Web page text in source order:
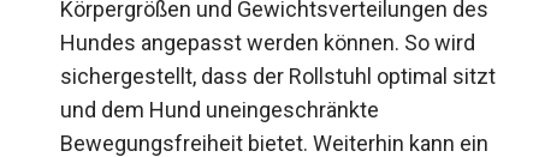
Körpergrößen und Gewichtsverteilungen des
Hundes angepasst werden können. So wird
sichergestellt, dass der Rollstuhl optimal sitzt
und dem Hund uneingeschränkte
Bewegungsfreiheit bietet. Weiterhin kann ein